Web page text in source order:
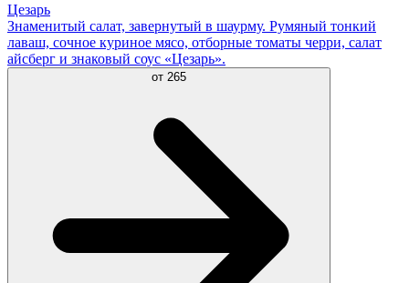
Цезарь
Знаменитый салат, завернутый в шаурму. Румяный тонкий
лаваш, сочное куриное мясо, отборные томаты черри, салат
айсберг и знаковый соус «Цезарь».
от 265